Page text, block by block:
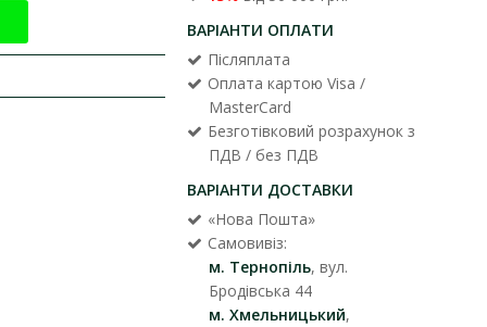
ВАРІАНТИ ОПЛАТИ
Післяплата
Оплата картою Visa /
MasterCard
Безготівковий розрахунок з
ПДВ / без ПДВ
ВАРІАНТИ ДОСТАВКИ
«Нова Пошта»
Самовивіз:
м. Тернопіль, вул.
Бродівська 44
м. Хмельницький,